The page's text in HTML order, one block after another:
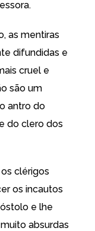
as mentiras
difundidas e
cruel e
são um
antro do
do clero dos
clérigos
os incautos
e lhe
absurdas